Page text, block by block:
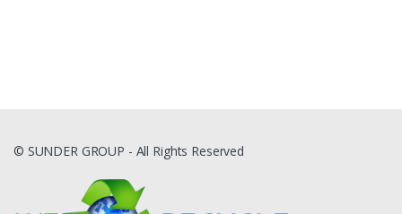
© SUNDER GROUP - All Rights Reserved